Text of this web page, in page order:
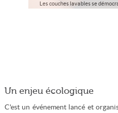
Les couches lavables se
Un enjeu écologique
C'est un événement lancé et